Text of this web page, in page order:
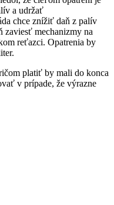
a udržať
chce znížiť daň z palív
zaviesť mechanizmy na
reťazci. Opatrenia by
platiť by mali do konca
v prípade, že výrazne